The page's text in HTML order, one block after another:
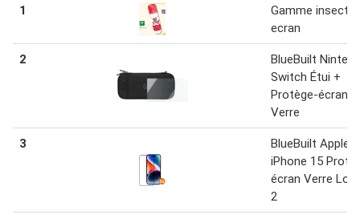
1
Gamme insect
ecran
2
BlueBuilt
Switch Étui +
Protège-écran
Verre
3
BlueBuilt Apple
iPhone 15
écran Verre Lot
2